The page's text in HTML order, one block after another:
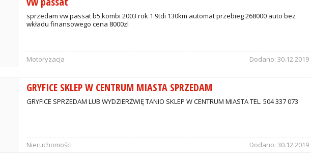
sprzedam vw passat b5 kombi 2003 rok 1.9tdi 130km automat przebieg 268000 auto bez
wkładu finansowego cena 8000zl
Motoryzacja Dodano: 30.12.2019
GRYFICE SKLEP W CENTRUM MIASTA SPRZEDAM
GRYFICE SPRZEDAM LUB WYDZIERŻWIĘ TANIO SKLEP W CENTRUM MIASTA TEL. 504 337 073
Nieruchomości Dodano: 30.12.2019